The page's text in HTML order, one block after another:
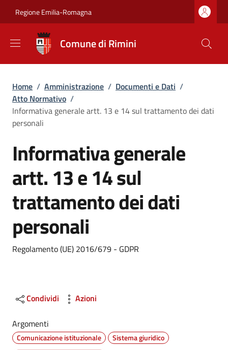
Regione Emilia-Romagna
Comune di Rimini
Briciole di pane
Home / Amministrazione / Documenti e Dati /
Atto Normativo /
Informativa generale artt. 13 e 14 sul trattamento dei dati
personali
Informativa generale
artt. 13 e 14 sul
trattamento dei dati
personali
Dettagli
Regolamento (UE) 2016/679 - GDPR
Condividi Azioni
Argomenti
Comunicazione istituzionale
Sistema giuridico